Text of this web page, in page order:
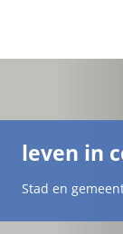
leven in
Stad en